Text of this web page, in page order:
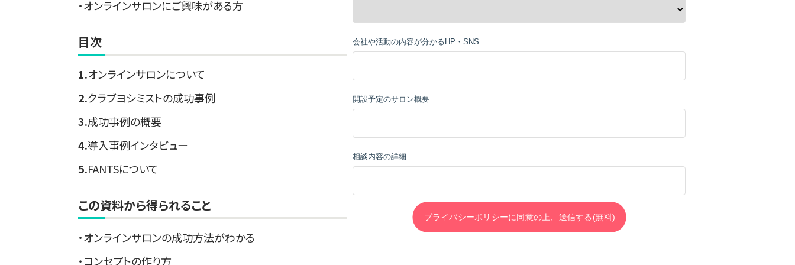
オンラインサロンにご興味がある方
目次
オンラインサロンについて
クラブヨシミストの成功事例
成功事例の概要
導入事例インタビュー
FANTSについて
この資料から得られること
オンラインサロンの成功方法がわかる
コンセプトの作り方